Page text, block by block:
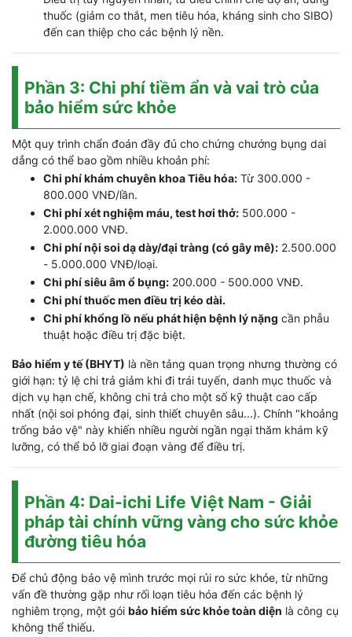
thuốc (giảm co thắt, men tiêu hóa, kháng sinh cho SIBO)
đến can thiệp cho các bệnh lý nền.
Phần 3: Chi phí tiềm ẩn và vai trò của
bảo hiểm sức khỏe
Một quy trình chẩn đoán đầy đủ cho chứng chướng bụng dai
dẳng có thể bao gồm nhiều khoản phí:
Chi phí khám chuyên khoa Tiêu hóa: Từ 300.000 -
800.000 VNĐ/lần.
Chi phí xét nghiệm máu, test hơi thở: 500.000 -
2.000.000 VNĐ.
Chi phí nội soi dạ dày/đại tràng (có gây mê): 2.500.000
- 5.000.000 VNĐ/loại.
Chi phí siêu âm ổ bụng: 200.000 - 500.000 VNĐ.
Chi phí thuốc men điều trị kéo dài.
Chi phí khổng lồ nếu phát hiện bệnh lý nặng cần phẫu
thuật hoặc điều trị đặc biệt.
Bảo hiểm y tế (BHYT) là nền tảng quan trọng nhưng thường có
giới hạn: tỷ lệ chi trả giảm khi đi trái tuyến, danh mục thuốc và
dịch vụ hạn chế, không chi trả cho một số kỹ thuật cao cấp
nhất (nội soi phóng đại, sinh thiết chuyên sâu...). Chính "khoảng
trống bảo vệ" này khiến nhiều người ngần ngại thăm khám kỹ
lưỡng, có thể bỏ lỡ giai đoạn vàng để điều trị.
Phần 4: Dai-ichi Life Việt Nam - Giải
pháp tài chính vững vàng cho sức khỏe
đường tiêu hóa
Để chủ động bảo vệ mình trước mọi rủi ro sức khỏe, từ những
vấn đề thường gặp như rối loạn tiêu hóa đến các bệnh lý
nghiêm trọng, một gói bảo hiểm sức khỏe toàn diện là công cụ
không thể thiếu.